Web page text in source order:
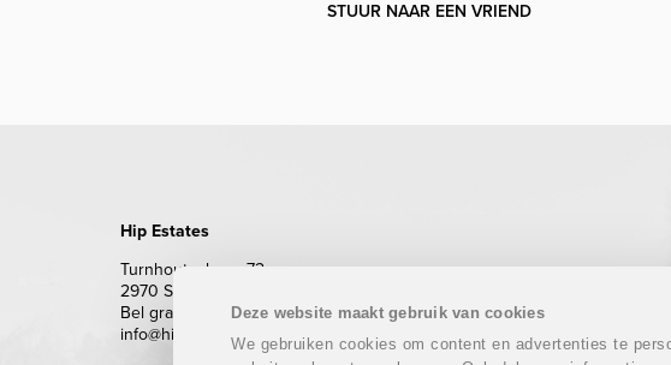
Deze website maakt gebruik van cookies
We gebruiken cookies om content en advertenties te
STUUR NAAR EEN VRIEND
Hip Estates
Turnhoutsebaan 72
2970 Schilde
Bel gratis 0800 62 500 (enkel vanuit België)
info@hipestates.com